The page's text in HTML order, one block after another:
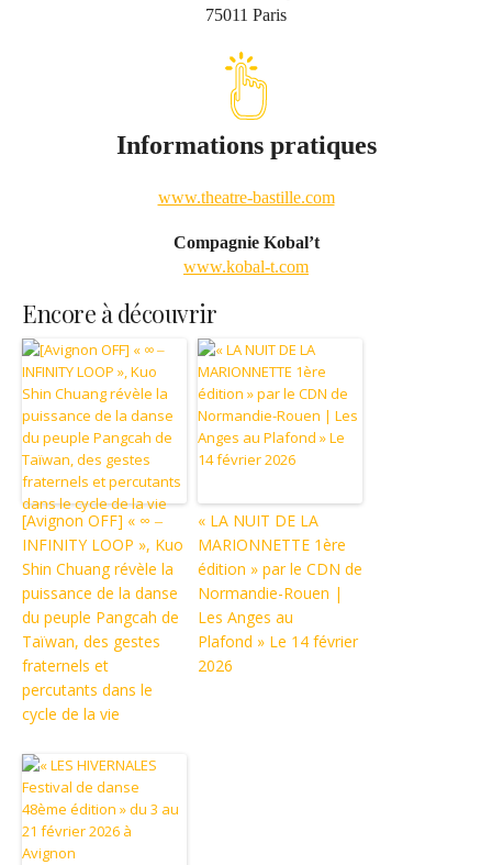
75011 Paris
Informations pratiques
www.theatre-bastille.com
Compagnie Kobal’t
www.kobal-t.com
Encore à découvrir
[Avignon OFF] « ∞ ‒
INFINITY LOOP », Kuo
Shin Chuang révèle la
puissance de la danse
du peuple Pangcah de
Taïwan, des gestes
fraternels et
percutants dans le
cycle de la vie
« LA NUIT DE LA
MARIONNETTE 1ère
édition » par le CDN de
Normandie-Rouen |
Les Anges au
Plafond » Le 14 février
2026